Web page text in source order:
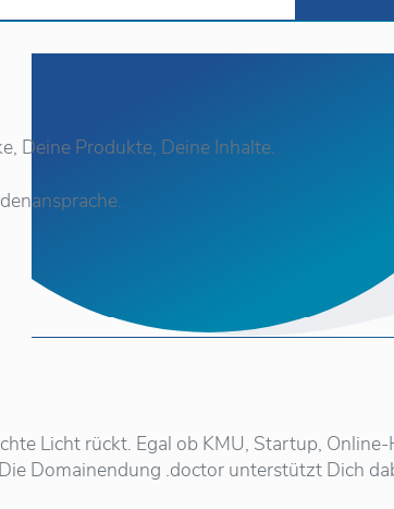
Deine Produkte, Deine Inhalte.
Licht rückt. Egal ob KMU, Startup,
Domainendung .doctor unterstützt Dich